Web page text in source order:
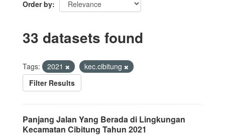
Order by
33 datasets found
Tags: 2021
kec.cibitung
Filter Results
Panjang Jalan Yang Berada di Lingkungan
Kecamatan Cibitung Tahun 2021